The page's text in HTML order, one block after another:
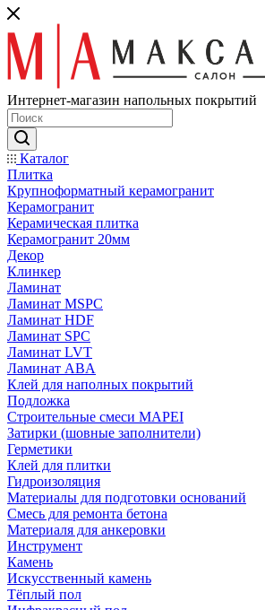
Интернет-магазин напольных покрытий
Каталог
Плитка
Крупноформатный керамогранит
Керамогранит
Керамическая плитка
Керамогранит 20мм
Декор
Клинкер
Ламинат
Ламинат MSPC
Ламинат HDF
Ламинат SPC
Ламинат LVT
Ламинат ABA
Клей для наполных покрытий
Подложка
Строительные смеси MAPEI
Затирки (шовные заполнители)
Герметики
Клей для плитки
Гидроизоляция
Материалы для подготовки оснований
Смесь для ремонта бетона
Материаля для анкеровки
Инструмент
Камень
Искусственный камень
Тёплый пол